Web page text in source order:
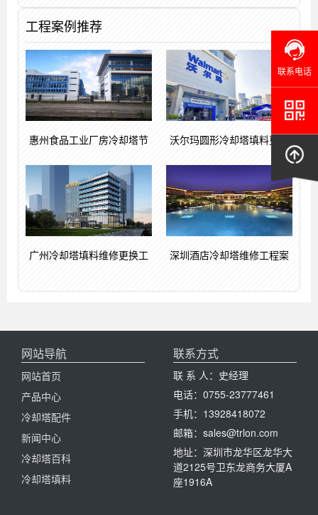
工程案例推荐
惠州食品工业厂房冷却塔节 沃尔玛圆形冷却塔填料更换
广州冷却塔填料维修更换工 深圳酒店冷却塔维修工程案
网站导航
网站首页
产品中心
冷却塔配件
新闻中心
冷却塔百科
冷却塔填料
联系方式
联 系 人：史经理
电话：0755-23777461
手机：13928418072
邮箱：sales@trlon.com
地址：深圳市龙华区龙华大
道2125号卫东龙商务大厦A
座1916A
联系电话